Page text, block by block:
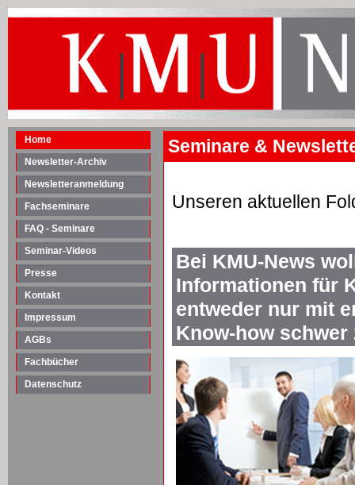
Home
Newsletter-Archiv
Newsletteranmeldung
Fachseminare
FAQ - Seminare
Seminar-Videos
Presse
Kontakt
Impressum
AGBs
Fachbücher
Datenschutz
Seminare &
Unseren aktuellen
Bei KMU-News
Informationen für
entweder nur mit
Know-how